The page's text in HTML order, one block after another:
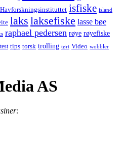
Havforskningsinstituttet isfiske island
laks laksefiske lasse bøe
raphael pedersen røye røyefiske
test tips torsk trolling tørt Video wobbler
AS